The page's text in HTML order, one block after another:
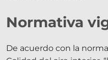
Normativa
De acuerdo con la